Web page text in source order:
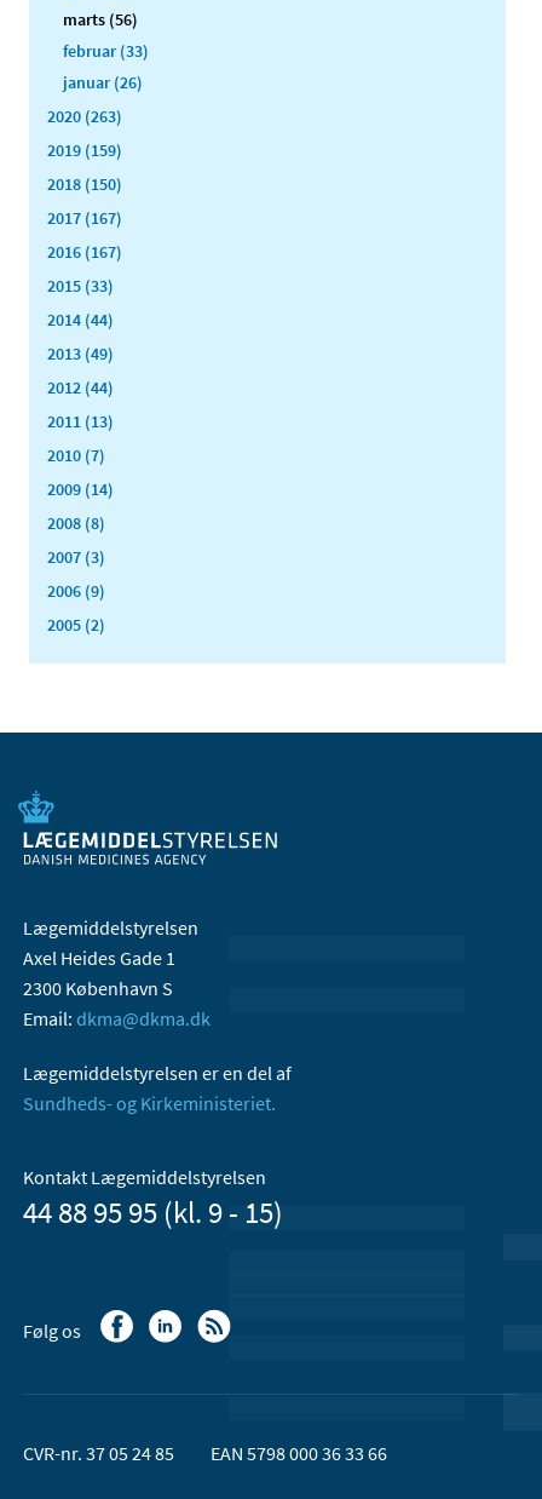
marts (56)
februar (33)
januar (26)
2020 (263)
2019 (159)
2018 (150)
2017 (167)
2016 (167)
2015 (33)
2014 (44)
2013 (49)
2012 (44)
2011 (13)
2010 (7)
2009 (14)
2008 (8)
2007 (3)
2006 (9)
2005 (2)
Lægemiddelstyrelsen
Axel Heides Gade 1
2300 København S
Email: dkma@dkma.dk
Lægemiddelstyrelsen er en del af
Sundheds- og Kirkeministeriet.
Kontakt Lægemiddelstyrelsen
44 88 95 95 (kl. 9 - 15)
Følg os
CVR-nr. 37 05 24 85 EAN 5798 000 36 33 66